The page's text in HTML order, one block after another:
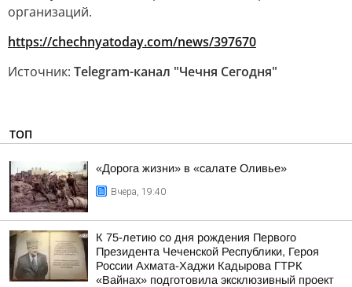
организаций.
https://chechnyatoday.com/news/397670
Источник: Telegram-канал "Чечня Сегодня"
ТОП
«Дорога жизни» в «салате Оливье»
Вчера, 19:40
К 75-летию со дня рождения Первого
Президента Чеченской Республики, Героя
России Ахмата-Хаджи Кадырова ГТРК
«Вайнах» подготовила эксклюзивный проект